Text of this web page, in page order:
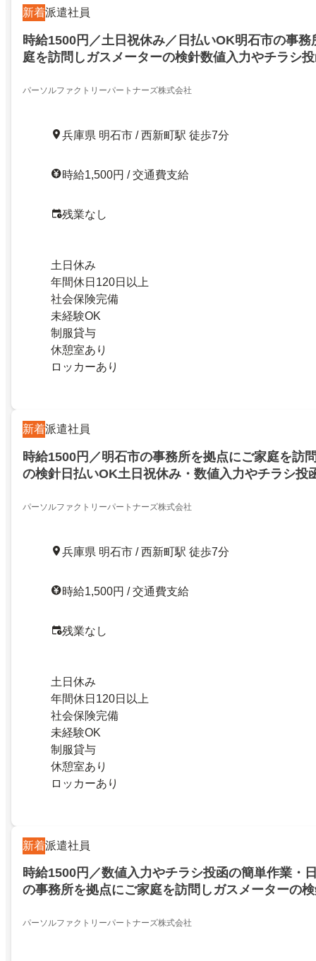
新着派遣社員
時給1500円／土日祝休み／日払いOK明石市の事務
庭を訪問しガスメーターの検針数値入力やチラシ
パーソルファクトリーパートナーズ株式会社
兵庫県 明石市 / 西新町駅 徒歩7分
時給1,500円 / 交通費支給
残業なし
土日休み
年間休日120日以上
社会保険完備
未経験OK
制服貸与
休憩室あり
ロッカーあり
新着派遣社員
時給1500円／明石市の事務所を拠点にご家庭を訪
の検針日払いOK土日祝休み・数値入力やチラシ投
パーソルファクトリーパートナーズ株式会社
兵庫県 明石市 / 西新町駅 徒歩7分
時給1,500円 / 交通費支給
残業なし
土日休み
年間休日120日以上
社会保険完備
未経験OK
制服貸与
休憩室あり
ロッカーあり
新着派遣社員
時給1500円／数値入力やチラシ投函の簡単作業・
の事務所を拠点にご家庭を訪問しガスメーターの
パーソルファクトリーパートナーズ株式会社